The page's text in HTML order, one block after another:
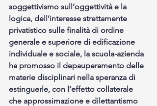
soggettivismo sull’oggettività e la
logica, dell’interesse strettamente
privatistico sulle finalità di ordine
generale e superiore di edificazione
individuale e sociale, la scuola-azienda
ha promosso il depauperamento delle
materie disciplinari nella speranza di
estinguerle, con l’effetto collaterale
che approssimazione e dilettantismo